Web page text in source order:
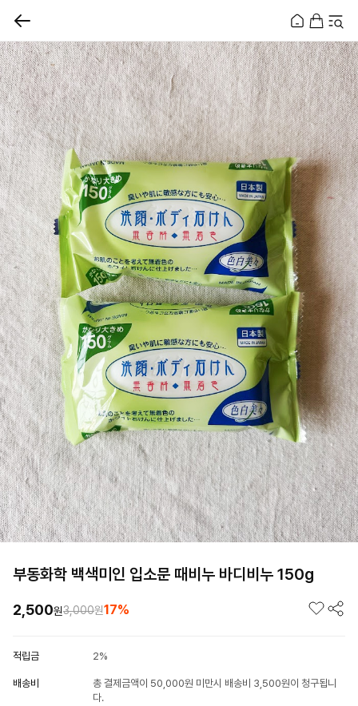
부동화학 백색미인 입소문 때비누 바디비누 150g
2,500원3,000원17%
적립금 2%
배송비
총 결제금액이 50,000원 미만시 배송비 3,500원이 청구됩니
다.